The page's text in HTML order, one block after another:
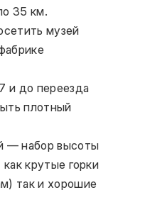
35 км.
музей
и до переезда
плотный
— набор высоты
крутые горки
так и хорошие